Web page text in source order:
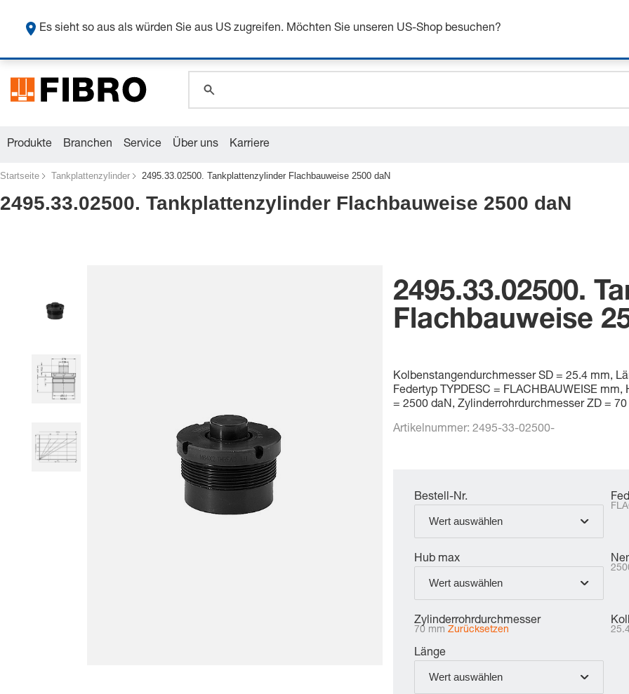
Sichern Sie sich bis zu 7% Rabatt - hier klicken um mehr zu
global.search.placeholder.name
global.search.placeholder.category
Produkte Branchen Service Über uns Karriere
Startseite Tankplattenzylinder 2495.33.02500. Tankplattenzylinder Flachbauweise 2500 daN
2495.33.02500. Tankplattenzylinder Flachbauweise 2500 daN
2495.33.02500.
Flachbauweise
Kolbenstangendurchmesser SD = 25.4 mm,
Federtyp TYPDESC = FLACHBAUWEISE
= 2500 daN, Zylinderrohrdurchmesser ZD = 70
Artikelnummer:2495-33-02500-
Bestell-Nr.
Wert auswählen
Hub max
Wert auswählen
Zylinderrohrdurchmesser
70 mmZurücksetzen
Länge
Wert auswählen
Es sieht so aus als würden Sie aus US zugreifen. Möchten Sie unseren US-Shop besuchen?